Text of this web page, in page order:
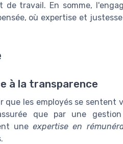
travail. En somme,
où expertise et
à la transparence
que les employés se sentent
que par une
uneexpertise en